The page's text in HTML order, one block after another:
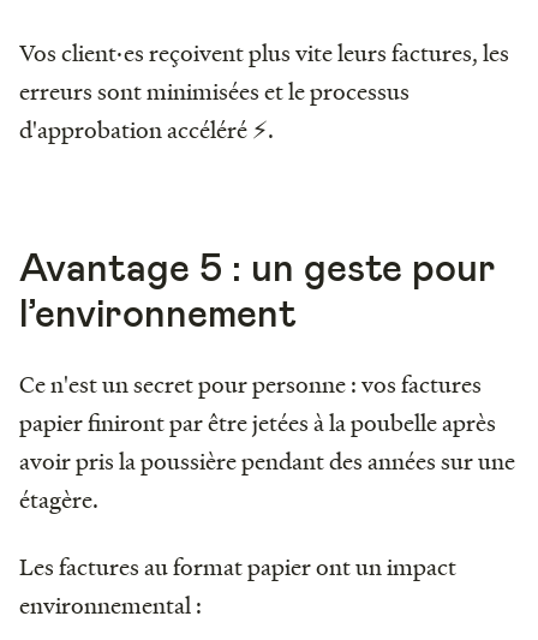
Vos client·es reçoivent plus vite leurs factures, les
erreurs sont minimisées et le processus
d'approbation accéléré ⚡.
Avantage 5 : un geste pour
l’environnement
Ce n'est un secret pour personne : vos factures
papier finiront par être jetées à la poubelle après
avoir pris la poussière pendant des années sur une
étagère.
Les factures au format papier ont un impact
environnemental :